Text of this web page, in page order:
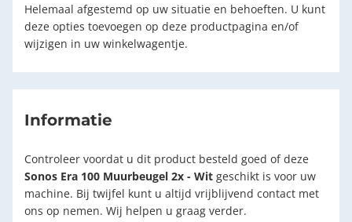
Helemaal afgestemd op uw situatie en behoeften. U kunt
deze opties toevoegen op deze productpagina en/of
wijzigen in uw winkelwagentje.
Informatie
Controleer voordat u dit product besteld goed of deze
Sonos Era 100 Muurbeugel 2x - Wit geschikt is voor uw
machine. Bij twijfel kunt u altijd vrijblijvend contact met
ons op nemen. Wij helpen u graag verder.